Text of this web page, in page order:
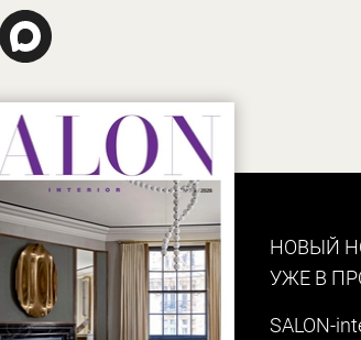
НОВЫЙ
УЖЕ В
SALON-